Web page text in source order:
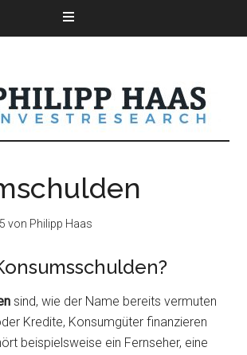
von Philipp Haas
sind, wie der Name bereits vermuten
Kredite, Konsumgüter finanzieren
beispielsweise ein Fernseher, eine